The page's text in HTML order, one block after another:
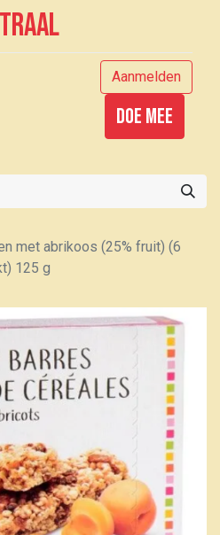
Aanmelden
Doe mee
met abrikoos (25% fruit) (6
125 g